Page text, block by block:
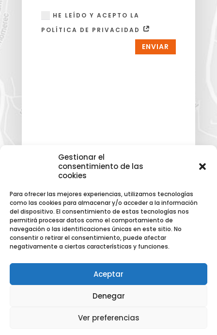
Gestionar el
consentimiento de las
cookies
Para ofrecer las mejores experiencias, utilizamos tecnologías
como las cookies para almacenar y/o acceder a la información
del dispositivo. El consentimiento de estas tecnologías nos
permitirá procesar datos como el comportamiento de
navegación o las identificaciones únicas en este sitio. No
consentir o retirar el consentimiento, puede afectar
negativamente a ciertas características y funciones.
Aceptar
Denegar
Ver preferencias
HE LEÍDO Y ACEPTO LA
POLÍTICA DE PRIVACIDAD
ENVIAR